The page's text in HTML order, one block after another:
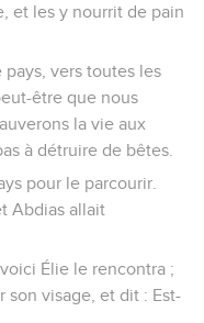
et les y nourrit de pain
vers toutes les
être que nous
la vie aux
à détruire de bêtes.
pour le parcourir.
Abdias allait
Élie le rencontra ;
son visage, et dit : Est-